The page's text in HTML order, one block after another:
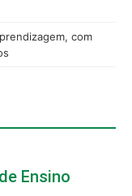
com
Ensino